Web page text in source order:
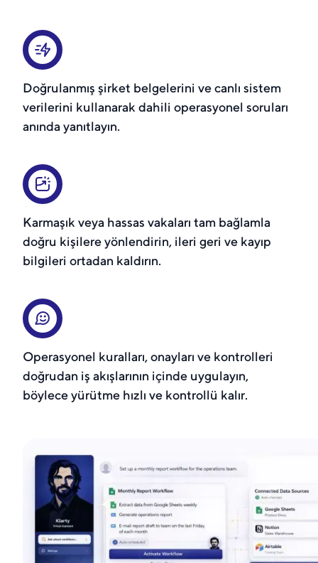
Doğrulanmış şirket belgelerini ve canlı sistem
verilerini kullanarak dahili operasyonel soruları
anında yanıtlayın.
Karmaşık veya hassas vakaları tam bağlamla
doğru kişilere yönlendirin, ileri geri ve kayıp
bilgileri ortadan kaldırın.
Operasyonel kuralları, onayları ve kontrolleri
doğrudan iş akışlarının içinde uygulayın,
böylece yürütme hızlı ve kontrollü kalır.